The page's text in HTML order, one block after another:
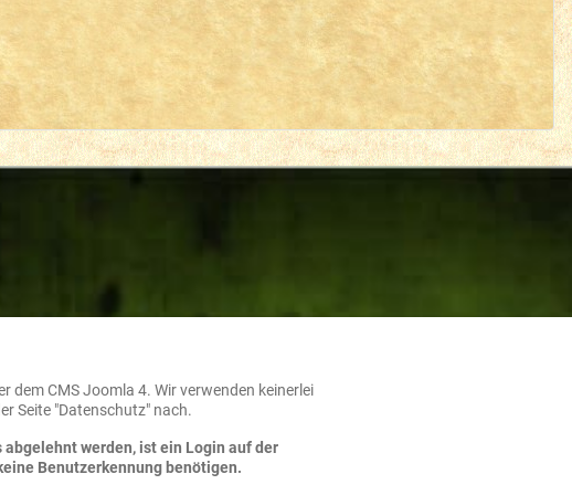
dem CMS Joomla 4. Wir verwenden keinerlei
Seite "Datenschutz" nach.
werden, ist ein Login auf der
Benutzerkennung benötigen.